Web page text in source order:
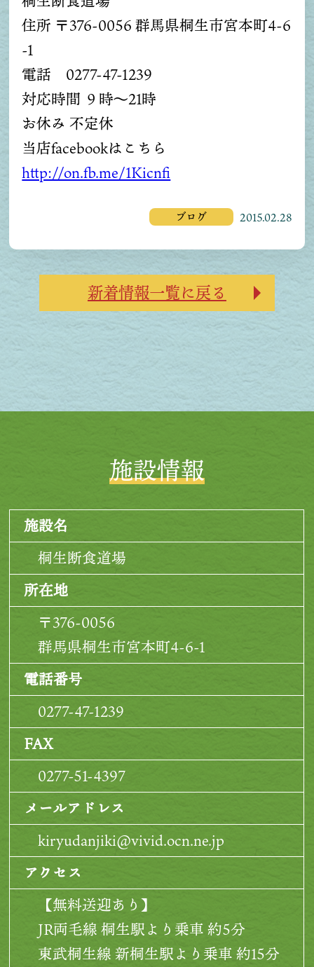
住所 〒376-0056 群馬県桐生市宮本町4-6
-1
電話 0277-47-1239
対応時間 ９時～21時
お休み 不定休
当店facebookはこちら
http://on.fb.me/1Kicnfi
ブログ 2015.02.28
新着情報一覧に戻る
施設情報
施設名
桐生断食道場
所在地
〒376-0056
群馬県桐生市宮本町4-6-1
電話番号
0277-47-1239
FAX
0277-51-4397
メールアドレス
kiryudanjiki@vivid.ocn.ne.jp
アクセス
【無料送迎あり】
JR両毛線 桐生駅より乗車 約5分
東武桐生線 新桐生駅より乗車 約15分